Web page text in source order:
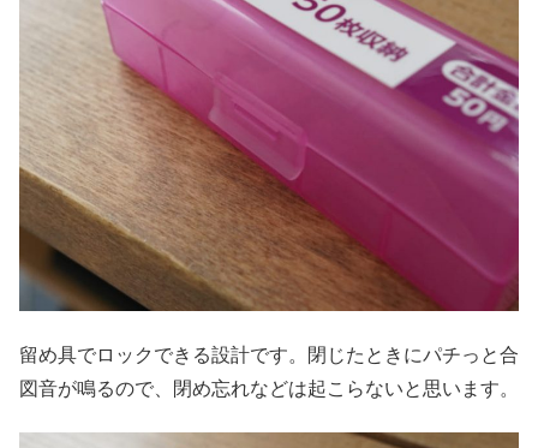
留め具でロックできる設計です。閉じたときにパチっと合
図音が鳴るので、閉め忘れなどは起こらないと思います。